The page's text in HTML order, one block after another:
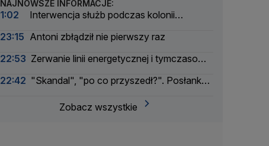
NAJNOWSZE INFORMACJE:
1:02
Interwencja służb podczas kolonii
23:15 Antoni zbłądził nie pierwszy raz
22:53 Zerwanie linii energetycznej i tymczasowa
Wojskowa
22:42 "Skandal", "po co przyszedł?". Posłanka
Zobacz wszystkie